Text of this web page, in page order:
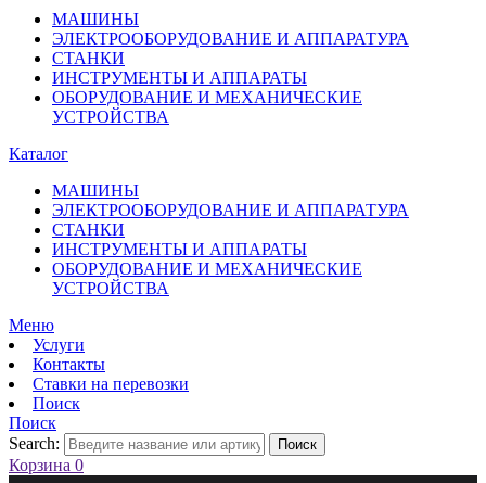
МАШИНЫ
ЭЛЕКТРООБОРУДОВАНИЕ И АППАРАТУРА
СТАНКИ
ИНСТРУМЕНТЫ И АППАРАТЫ
ОБОРУДОВАНИЕ И МЕХАНИЧЕСКИЕ
УСТРОЙСТВА
Каталог
МАШИНЫ
ЭЛЕКТРООБОРУДОВАНИЕ И АППАРАТУРА
СТАНКИ
ИНСТРУМЕНТЫ И АППАРАТЫ
ОБОРУДОВАНИЕ И МЕХАНИЧЕСКИЕ
УСТРОЙСТВА
Меню
Услуги
Контакты
Ставки на перевозки
Поиск
Поиск
Search:
Поиск
Корзина 0